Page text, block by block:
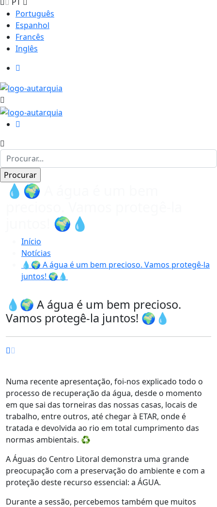
PT
Português
Espanhol
Francês
Inglês
💧🌍 A água é um bem
juntos! 🌍💧
Início
Notícias
💧🌍 A água é um bem precioso. Vamos protegê-la
juntos! 🌍💧
💧🌍 A água é um bem precioso.
Vamos protegê-la juntos! 🌍💧
Numa recente apresentação, foi-nos explicado todo o
processo de recuperação da água, desde o momento
em que sai das torneiras das nossas casas, locais de
trabalho, entre outros, até chegar à ETAR, onde é
tratada e devolvida ao rio em total cumprimento das
normas ambientais. ♻️
A Águas do Centro Litoral demonstra uma grande
preocupação com a preservação do ambiente e com a
proteção deste recurso essencial: a ÁGUA.
Durante a sessão, percebemos também que muitos